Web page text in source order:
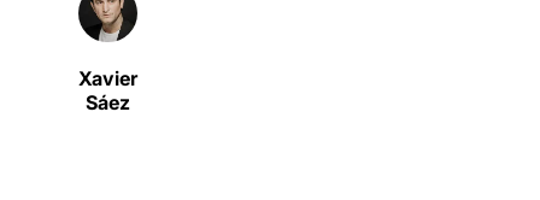
Xavier
Sáez